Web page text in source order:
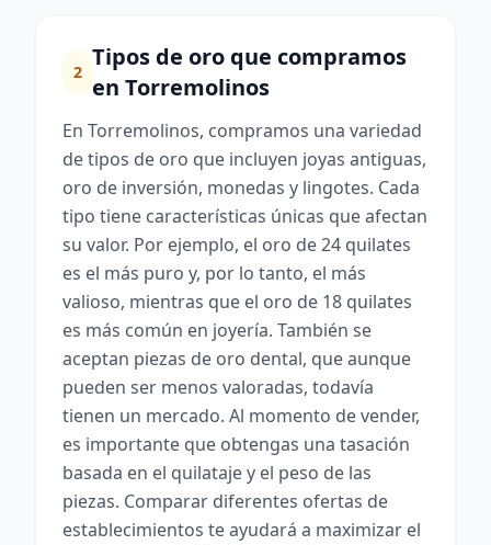
2
Tipos de oro que compramos
en Torremolinos
En Torremolinos, compramos una variedad
de tipos de oro que incluyen joyas antiguas,
oro de inversión, monedas y lingotes. Cada
tipo tiene características únicas que afectan
su valor. Por ejemplo, el oro de 24 quilates
es el más puro y, por lo tanto, el más
valioso, mientras que el oro de 18 quilates
es más común en joyería. También se
aceptan piezas de oro dental, que aunque
pueden ser menos valoradas, todavía
tienen un mercado. Al momento de vender,
es importante que obtengas una tasación
basada en el quilataje y el peso de las
piezas. Comparar diferentes ofertas de
establecimientos te ayudará a maximizar el